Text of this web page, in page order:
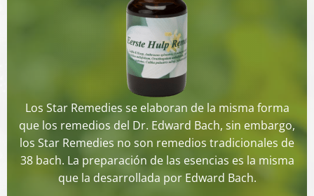
Los Star Remedies se elaboran de la misma forma
que los remedios del Dr. Edward Bach, sin embargo,
los Star Remedies no son remedios tradicionales de
38 bach. La preparación de las esencias es la misma
que la desarrollada por Edward Bach.